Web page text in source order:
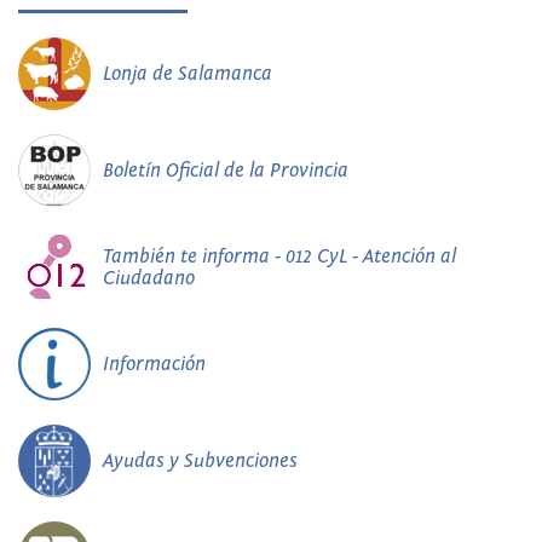
Lonja de Salamanca
Boletín Oficial de la Provincia
También te informa - 012 CyL - Atención al
Ciudadano
Información
Ayudas y Subvenciones